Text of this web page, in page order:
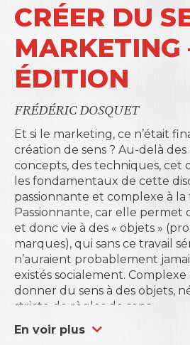
CRÉER DU
MARKETING
ÉDITION
FRÉDÉRIC DOSQUET
Et si le marketing, ce n’était
création de sens ? Au-delà
concepts, des techniques, cet
les fondamentaux de cette
passionnante et complexe à la
Passionnante, car elle permet
et donc vie à des « objets »
marques), qui sans ce travail
n’auraient probablement
existés socialement.
donner du sens à des objets,
stricte de règles de sens.
Ce livre s’adresse donc aux
gestionnaires de sens (les
En voir plus